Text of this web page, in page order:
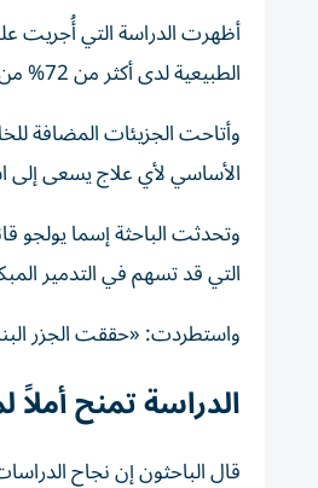
أظهرت الدراسة التي أُجريت
الطبيعية لدى أكثر من 72% من متلقي الجزر البنكرياسية المزروعة، من دون الحاجة إلى استخدام الإنسولين.
وأتاحت الجزيئات المضافة
الأساسي لأي علاج يسعى إلى
التي قد تسهم في التدمير
واستطردت: «حققت الجزر
الدراسة تمنح
قال الباحثون إن نجاح